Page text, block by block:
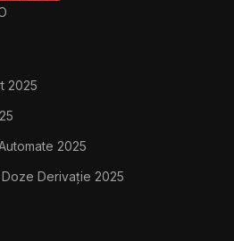
2025
2025
Derivație 2025